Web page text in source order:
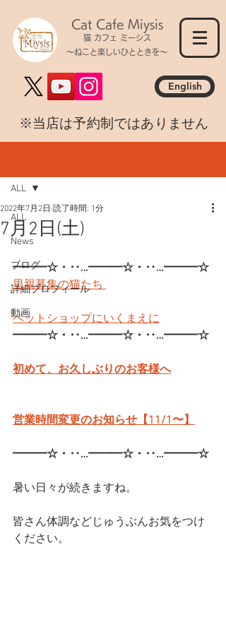
Cat Cafe Miysis
猫 カフェ ミーシス
～ねこと楽しいひとときを～
English
​※当店は予約制ではありません
ALL
News
ブログ
詳細プロフィール
動画
ALL
7月2日(土)
2022年7月2日 読了時間: 1分
━━━☆・‥…━━━☆・‥…━━━☆
里親募集の猫たち
ペットショップにいくまえに
━━━☆・‥…━━━☆・‥…━━━☆
初めて、お久しぶりのお客様へ
営業時間変更のお知らせ【11/1〜】
━━━☆・‥…━━━☆・‥…━━━☆
暑い日々が続きますね。
皆さん体調などじゅうぶんお気をつけ
ください。